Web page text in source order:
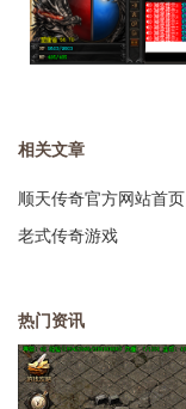
相关文章
顺天传奇官方网站首页
老式传奇游戏
热门资讯